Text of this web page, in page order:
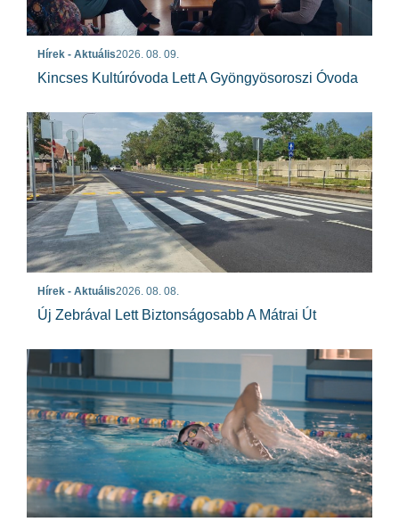
Hírek - Aktuális2026. 08. 09.
Kincses Kultúróvoda Lett A Gyöngyösoroszi Óvoda
Hírek - Aktuális2026. 08. 08.
Új Zebrával Lett Biztonságosabb A Mátrai Út